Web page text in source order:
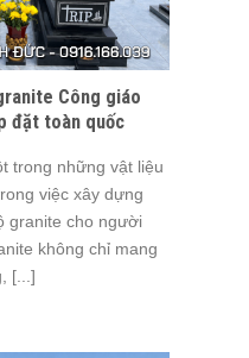
Công giáo
đặt toàn quốc
trong những vật liệu
việc xây dựng
granite cho người
không chỉ mang
[...]